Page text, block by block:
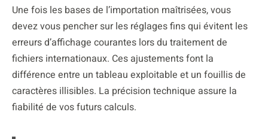
Une fois les bases de l’importation maîtrisées, vous
devez vous pencher sur les réglages fins qui évitent les
erreurs d’affichage courantes lors du traitement de
fichiers internationaux. Ces ajustements font la
différence entre un tableau exploitable et un fouillis de
caractères illisibles. La précision technique assure la
fiabilité de vos futurs calculs.